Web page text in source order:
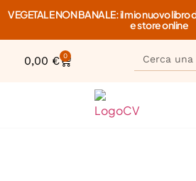
VEGETALE NON BANALE: il mio nuovo
e store online
0,00 € 0